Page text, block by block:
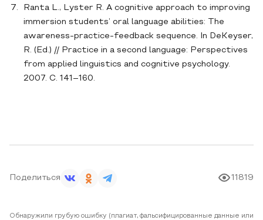
Ranta L., Lyster R. A cognitive approach to improving
immersion students’ oral language abilities: The
awareness-practice-feedback sequence. In DeKeyser,
R. (Ed.) // Practice in a second language: Perspectives
from applied linguistics and cognitive psychology.
2007. С. 141–160.
Поделиться 11819
Обнаружили грубую ошибку (плагиат, фальсифицированные данные или